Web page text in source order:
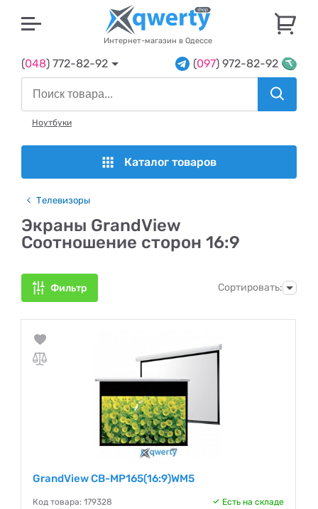
Интернет-магазин в Одессе
(048) 772-82-92 (097) 972-82-92
Ноутбуки
Каталог товаров
Телевизоры
Экраны GrandView
Соотношение сторон 16:9
Фильтр Сортировать:
GrandView CB-MP165(16:9)WM5
Код товара: 179328 Есть на складе